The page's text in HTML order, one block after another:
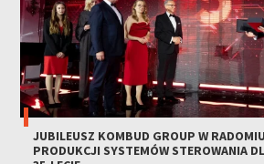
JUBILEUSZ KOMBUD GROUP W
PRODUKCJI SYSTEMÓW STEROWANIA